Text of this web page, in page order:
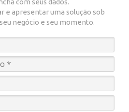
com seus dados.
e apresentar uma solução sob
negócio e seu momento.